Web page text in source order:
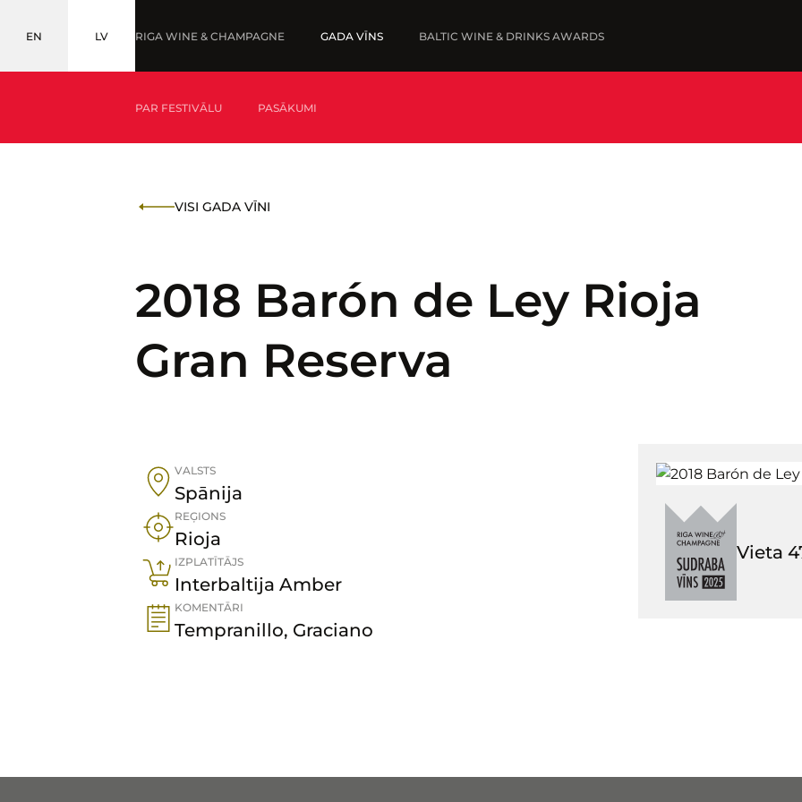
EN
ENGLISH
LV
LATVIEŠU
RIGA WINE & CHAMPAGNE GADA VĪNS BALTIC WINE & DRINKS AWARDS
PAR FESTIVĀLU PASĀKUMI
VISI GADA VĪNI
2018 Barón de Ley Rioja
Gran Reserva
VALSTS
Spānija
REĢIONS
Rioja
IZPLATĪTĀJS
Interbaltija Amber
KOMENTĀRI
Tempranillo, Graciano
Vieta